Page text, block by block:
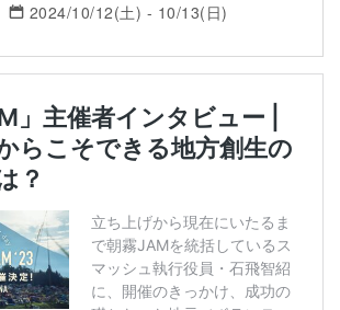
2024/10/12(土) - 10/13(日)